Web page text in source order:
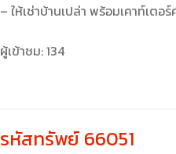
– ให้เช่าบ้านเปล่า พร้อมเคาท์เตอร์
ผู้เข้าชม:134
รหัสทรัพย์ 66051